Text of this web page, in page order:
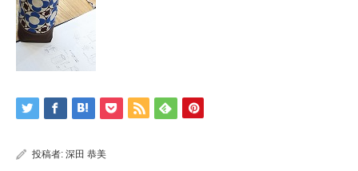
投稿者: 深田 恭美